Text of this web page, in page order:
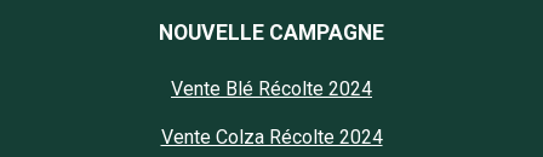
NOUVELLE CAMPAGNE
Vente Blé Récolte 2024
Vente Colza Récolte 2024